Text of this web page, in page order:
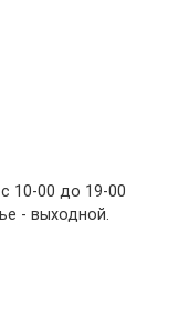
10-00 до 19-00
- выходной.